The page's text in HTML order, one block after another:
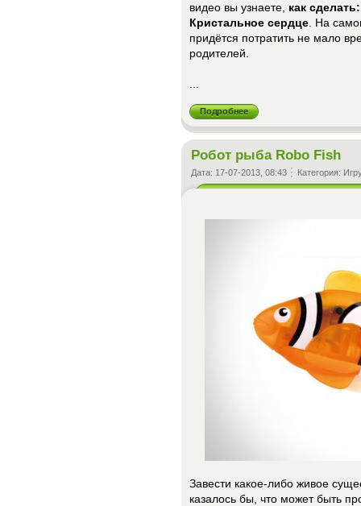
видео вы узнаете, как
Кристальное сердце. На
придётся потратить не мало
родителей.
...
Подробнее
Робот рыба Robo Fish
Дата: 17-07-2013, 08:43 Категория:
Завести какое-либо живое
казалось бы, что может быть